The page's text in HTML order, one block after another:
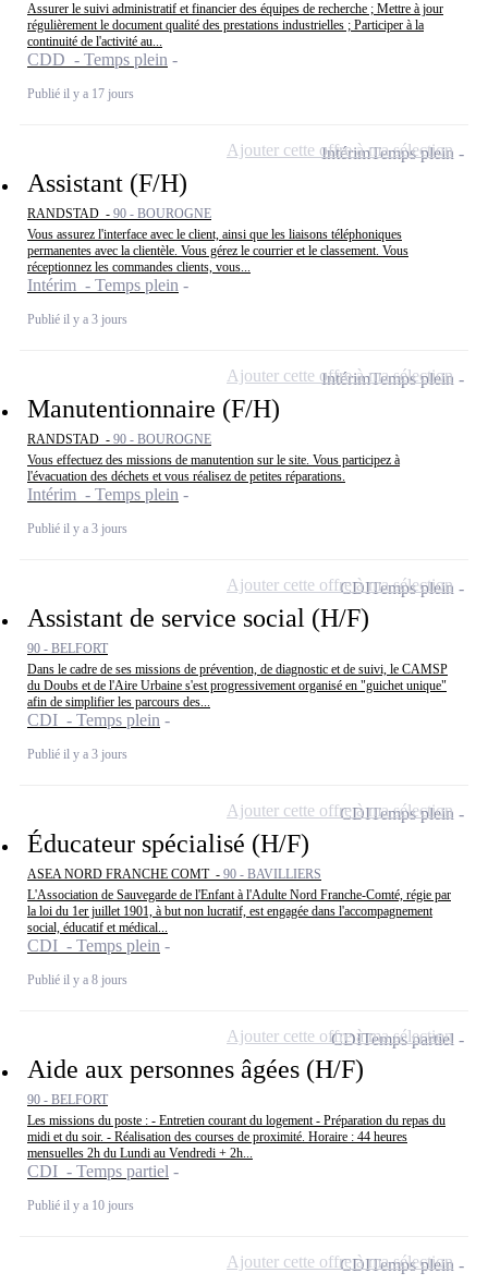
Assurer le suivi administratif et financier des équipes de recherche ; Mettre à jour
régulièrement le document qualité des prestations industrielles ; Participer à la
continuité de l'activité au...
CDD - Temps plein
Publié il y a 17 jours
Assistant (F/H)
RANDSTAD - 90 - BOUROGNE
Vous assurez l'interface avec le client, ainsi que les liaisons téléphoniques
permanentes avec la clientèle. Vous gérez le courrier et le classement. Vous
réceptionnez les commandes clients, vous...
Intérim - Temps plein
Publié il y a 3 jours
IntérimTemps plein
Ajouter cette offre à ma sélection
Manutentionnaire (F/H)
RANDSTAD - 90 - BOUROGNE
Vous effectuez des missions de manutention sur le site. Vous participez à
l'évacuation des déchets et vous réalisez de petites réparations.
Intérim - Temps plein
Publié il y a 3 jours
IntérimTemps plein
Ajouter cette offre à ma sélection
Assistant de service social (H/F)
90 - BELFORT
Dans le cadre de ses missions de prévention, de diagnostic et de suivi, le CAMSP
du Doubs et de l'Aire Urbaine s'est progressivement organisé en "guichet unique"
afin de simplifier les parcours des...
CDI - Temps plein
Publié il y a 3 jours
CDITemps plein
Ajouter cette offre à ma sélection
Éducateur spécialisé (H/F)
ASEA NORD FRANCHE COMT - 90 - BAVILLIERS
L'Association de Sauvegarde de l'Enfant à l'Adulte Nord Franche-Comté, régie par
la loi du 1er juillet 1901, à but non lucratif, est engagée dans l'accompagnement
social, éducatif et médical...
CDI - Temps plein
Publié il y a 8 jours
CDITemps plein
Ajouter cette offre à ma sélection
Aide aux personnes âgées (H/F)
90 - BELFORT
Les missions du poste : - Entretien courant du logement - Préparation du repas du
midi et du soir. - Réalisation des courses de proximité. Horaire : 44 heures
mensuelles 2h du Lundi au Vendredi + 2h...
CDI - Temps partiel
Publié il y a 10 jours
CDITemps partiel
Ajouter cette offre à ma sélection
CDITemps plein
Ajouter cette offre à ma sélection